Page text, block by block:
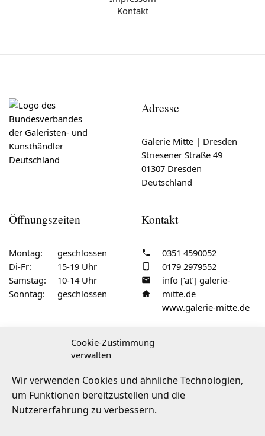
Cookie-Zustimmung
verwalten
Wir verwenden Cookies und ähnliche Technologien,
um Funktionen bereitzustellen und die
Nutzererfahrung zu verbessern.
Kontakt
Adresse
Galerie Mitte | Dresden
Striesener Straße 49
01307 Dresden
Deutschland
Öffnungszeiten
Montag:
Di-Fr:
Samstag:
Sonntag:
geschlossen
15-19 Uhr
10-14 Uhr
geschlossen
Kontakt
0351 4590052
0179 2979552
info [‘at’] galerie-
mitte.de
www.galerie-mitte.de
Barrierefreiheit·Versandarten·FAQ·
Widerrufsbelehrung·Vertrag widerrufen